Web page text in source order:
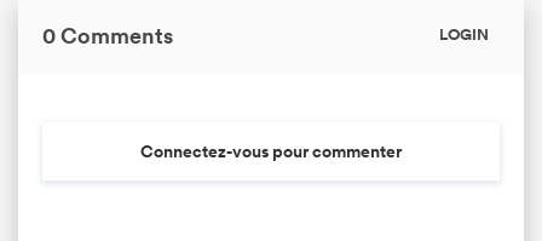
0 Comments LOGIN
Connectez-vous pour commenter